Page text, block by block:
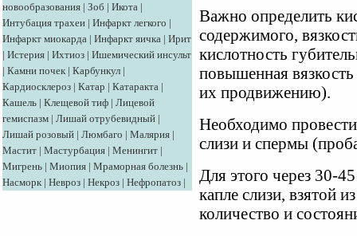
новообразования | Зоб | Икота |
Интубация трахеи | Инфаркт легкого |
Инфаркт миокарда | Инфаркт яичка | Ирит
| Истерия | Ихтиоз | Ишемический инсульт
| Камни почек | Карбункул |
Кардиосклероз | Катар | Катаракта |
Кашель | Клещевой тиф | Лицевой
гемиспазм | Лишай отрубевидный |
Лишай розовый | Люмбаго | Малярия |
Мастит | Мастурбация | Менингит |
Мигрень | Миопия | Мраморная болезнь |
Насморк | Невроз | Некроз | Нефропатоз |
Важно определить
содержимого,
кислотность
повышенная вязкость
их продвижению).
Необходимо
слизи и спермы
Для этого через 30-
капле слизи, взятой
количество и